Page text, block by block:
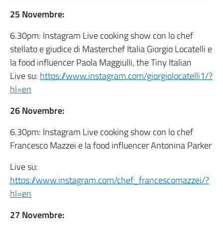
25 Novembre:
6.30pm: Instagram Live cooking show con lo chef
stellato e giudice di Masterchef Italia Giorgio Locatelli e
la food influencer Paola Maggiulli, the Tiny Italian
Live su: https://www.instagram.com/giorgiolocatelli1/?
hl=en
26 Novembre:
6.30pm: Instagram Live cooking show con lo chef
Francesco Mazzei e la food influencer Antonina Parker
Live su:
https://www.instagram.com/chef_francescomazzei/?
hl=en
27 Novembre: